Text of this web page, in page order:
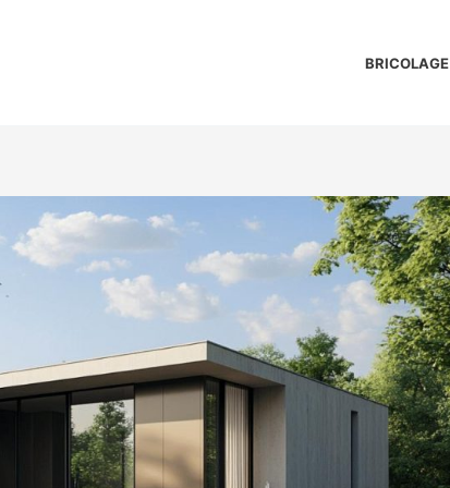
BRICOLAGE